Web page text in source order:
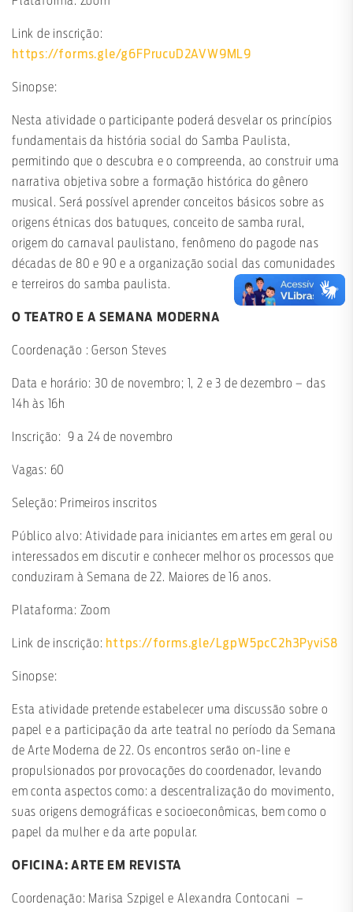
Link de inscrição:
https://forms.gle/g6FPrucuD2AVW9ML9
Sinopse:
Nesta atividade o participante poderá desvelar os princípios
fundamentais da história social do Samba Paulista,
permitindo que o descubra e o compreenda, ao construir uma
narrativa objetiva sobre a formação histórica do gênero
musical. Será possível aprender conceitos básicos sobre as
origens étnicas dos batuques, conceito de samba rural,
origem do carnaval paulistano, fenômeno do pagode nas
décadas de 80 e 90 e a organização social das comunidades
e terreiros do samba paulista.
O TEATRO E A SEMANA MODERNA
Coordenação : Gerson Steves
Data e horário: 30 de novembro; 1, 2 e 3 de dezembro – das
14h às 16h
Inscrição: 9 a 24 de novembro
Vagas: 60
Seleção: Primeiros inscritos
Público alvo: Atividade para iniciantes em artes em geral ou
interessados em discutir e conhecer melhor os processos que
conduziram à Semana de 22. Maiores de 16 anos.
Plataforma: Zoom
Link de inscrição: https://forms.gle/LgpW5pcC2h3PyviS8
Sinopse:
Esta atividade pretende estabelecer uma discussão sobre o
papel e a participação da arte teatral no período da Semana
de Arte Moderna de 22. Os encontros serão on-line e
propulsionados por provocações do coordenador, levando
em conta aspectos como: a descentralização do movimento,
suas origens demográficas e socioeconômicas, bem como o
papel da mulher e da arte popular.
OFICINA: ARTE EM REVISTA
Coordenação: Marisa Szpigel e Alexandra Contocani –